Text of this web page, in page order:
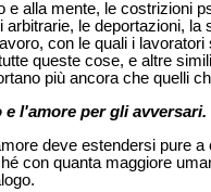
e alla mente, le costrizioni
arbitrarie, le deportazioni,
con le quali i
queste cose, e altre
più ancora che quelli
e l'amore per gli avversari.
deve estendersi pure
con quanta maggiore